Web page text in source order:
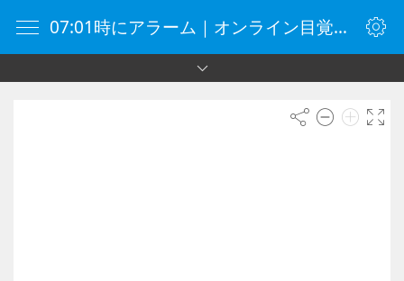
07:01時にアラーム｜オンライン目覚まし時計｜目覚まし時計